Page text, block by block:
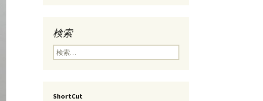
クロスベースのステッ
チ・2色の組合せ模様
検索
検
索:
ShortCut